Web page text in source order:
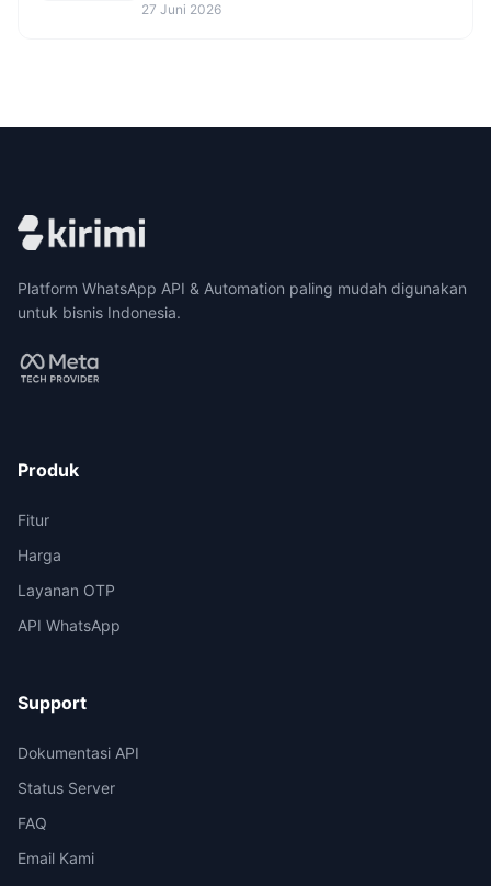
27 Juni 2026
Platform WhatsApp API & Automation paling mudah digunakan
untuk bisnis Indonesia.
Produk
Fitur
Harga
Layanan OTP
API WhatsApp
Support
Dokumentasi API
Status Server
FAQ
Email Kami